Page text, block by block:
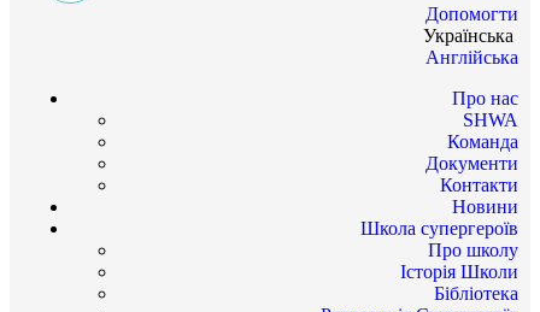
Допомогти
Українська
Англійська
Про нас
SHWA
Команда
Документи
Контакти
Новини
Школа супергероїв
Про школу
Історія Школи
Бібліотека